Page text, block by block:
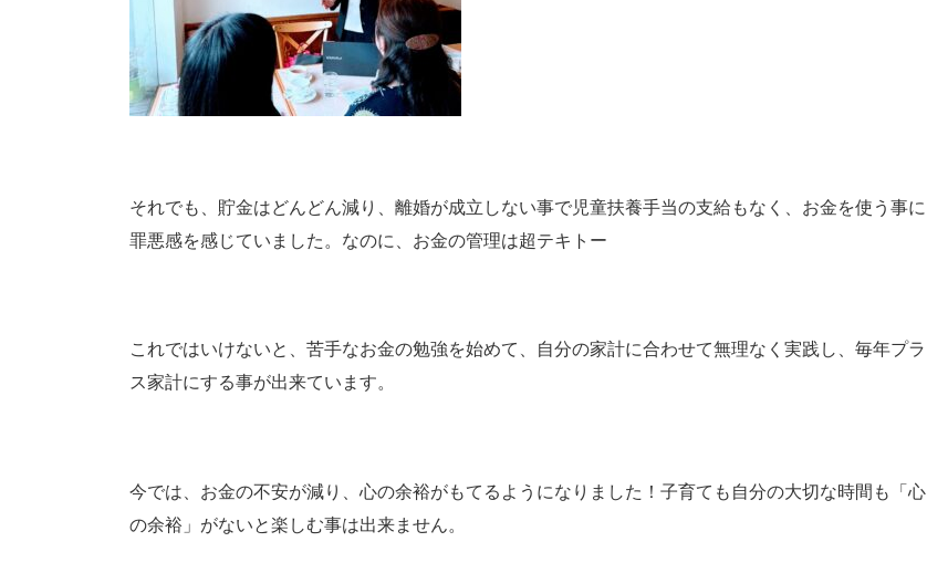
それでも、貯金はどんどん減り、離婚が成立しない事で児童扶養手当の支給もなく、お金を使う事に
罪悪感を感じていました。なのに、お金の管理は超テキトー
これではいけないと、苦手なお金の勉強を始めて、自分の家計に合わせて無理なく実践し、毎年プラ
ス家計にする事が出来ています。
今では、お金の不安が減り、心の余裕がもてるようになりました！子育ても自分の大切な時間も「心
の余裕」がないと楽しむ事は出来ません。